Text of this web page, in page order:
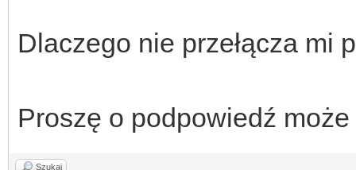
Dlaczego nie przełącza mi
Proszę o podpowiedź
Szukaj